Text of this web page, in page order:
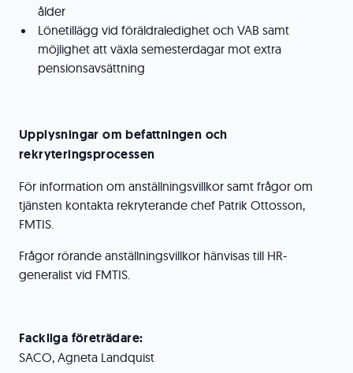
ålder
Lönetillägg vid föräldraledighet och VAB samt
möjlighet att växla semesterdagar mot extra
pensionsavsättning
Upplysningar om befattningen och
rekryteringsprocessen
För information om anställningsvillkor samt frågor om
tjänsten kontakta rekryterande chef Patrik Ottosson,
FMTIS.
Frågor rörande anställningsvillkor hänvisas till HR-
generalist vid FMTIS.
Fackliga företrädare:
SACO, Agneta Landquist